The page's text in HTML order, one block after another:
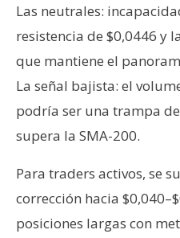
Las neutrales:
resistencia de $0,0446 y
que mantiene el
La señal bajista: el
podría ser una trampa
supera la SMA-200.
Para traders activos, se
corrección hacia
posiciones largas con